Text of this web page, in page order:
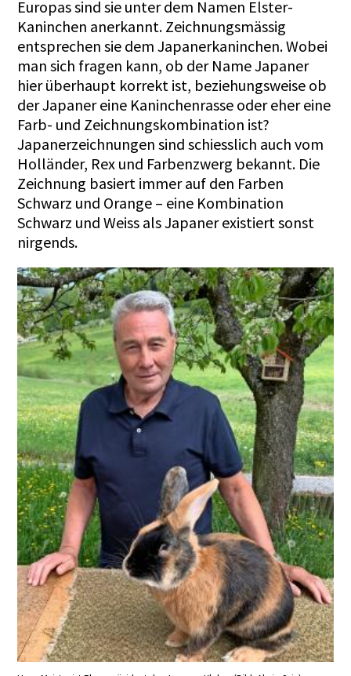
Europas sind sie unter dem Namen Elster-
Kaninchen anerkannt. Zeichnungsmässig
entsprechen sie dem Japanerkaninchen. Wobei
man sich fragen kann, ob der Name Japaner
hier überhaupt korrekt ist, beziehungsweise ob
der Japaner eine Kaninchenrasse oder eher eine
Farb- und Zeichnungskombination ist?
Japanerzeichnungen sind schiesslich auch vom
Holländer, Rex und Farbenzwerg bekannt. Die
Zeichnung basiert immer auf den Farben
Schwarz und Orange – eine Kombination
Schwarz und Weiss als Japaner existiert sonst
nirgends.